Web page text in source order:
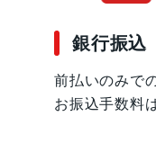
銀行振込
前払いのみで
お振込手数料